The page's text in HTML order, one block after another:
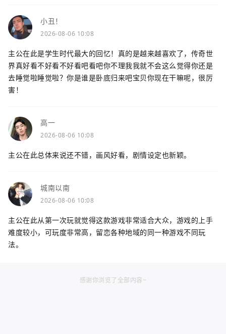
小丑！
2026-08-06 10:08
主公在此是学生时代最大的回忆！真的是越来越喜欢了，传奇世
界真好看不好看不好看吧看吧你不理我我就不会这么觉得你还是
去睡觉啦睡觉啦？你是谁是卧底归来吧宝贝你现在干嘛呢，很厉
害！
高一
2026-08-06 10:08
主公在此总体来说还不错，画风好看，剧情设定也新颖。
城南以南
2026-08-06 10:08
主公在此从第一次玩就觉得这款游戏非常适合大众，游戏的上手
难度较小，可玩度非常高，留恋各种地域的同一种游戏不同玩
法。
感谢你浏览了全部内容~